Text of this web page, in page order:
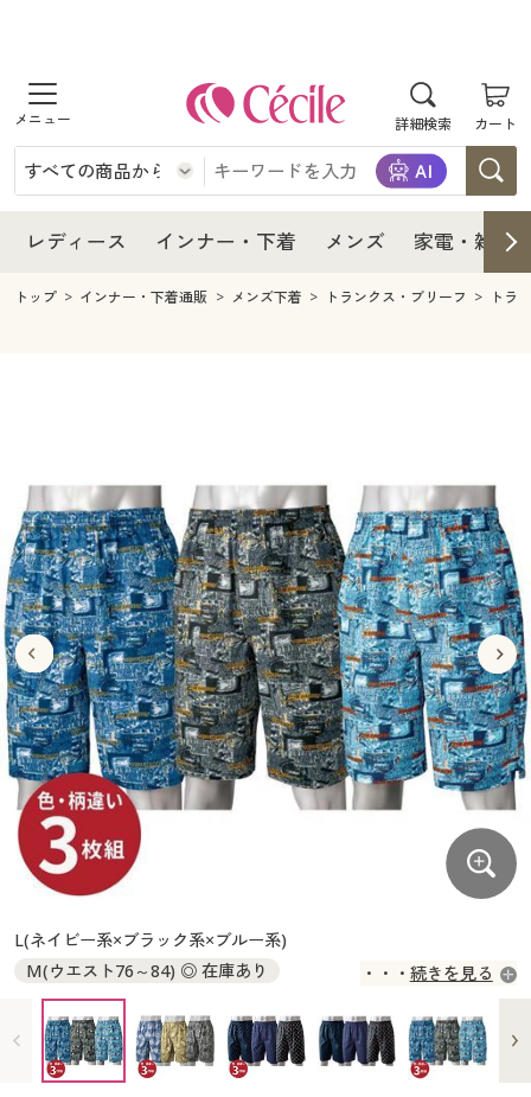
詳細検索 カート
商品を探す
レディース
レディースファッション
インナー・下着
インナー・下着通販すべて
ジュニア・ティーンズ下着
メンズ
メンズ下着
家電
キッチン・雑貨・日用品
寝具・インテリア・家具通販すべて
家具・収納
寝具・ベッド
カーテン・ラグ・ファブリック
美容・健康
美容・健康通販すべて
美容・健康・サプリメント
制服・スクール
制服・スクールすべて
制服・学生服
ジュニア・ティーンズ下着
大きいサイズ
大きいサイズ通販すべて
大きいサイズ レディース服
大きいサイズ レディース下着
大きいサイズ メンズ
大きいサイズ 事務・制服
バーゲン
バーゲンセール
シークレットセール
詳細検索
商品カテゴリ一覧
カタログ
カタログ・チラシからのご注文
デジタルカタログ
カタログ無料プレゼント
レディース インナー・下着 メンズ 家電・雑貨
レディース
レディース通販すべて
レディースファッション
インナー・下着
インナー・下着通販すべて
メンズ
キッチン・雑貨・日用品
寝具・ベッド
カーテン・ラグ・ファブリック
美容・健康・サプリメント
制服・スクールすべて
制服・学生服
ジュニア・ティーンズ下着
大きいサイズ
大きいサイズ通販すべて
大きいサイズ レディース服
大きいサイズ レディース下着
大きいサイズ メンズ
大きいサイズ 事務・制服
バーゲン
バーゲンセール
シークレットセール
詳細検索
商品カテゴリ一覧
カタログ
カタログ・チラシからのご注文
カタログ無料プレゼント
会員メニュー
トップ インナー・下着通販 メンズ下着 トランクス・ブリーフ トラ
L(ネイビー系×ブラック系×ブルー系)
M(ウエスト76～84) ◎ 在庫あり
L(ウエスト84～94) ◎ 在庫あり
LL(ウエスト94～104) ◎ 在庫あり
3L(ウエスト98～108) ◎ 在庫あり
続きを見る